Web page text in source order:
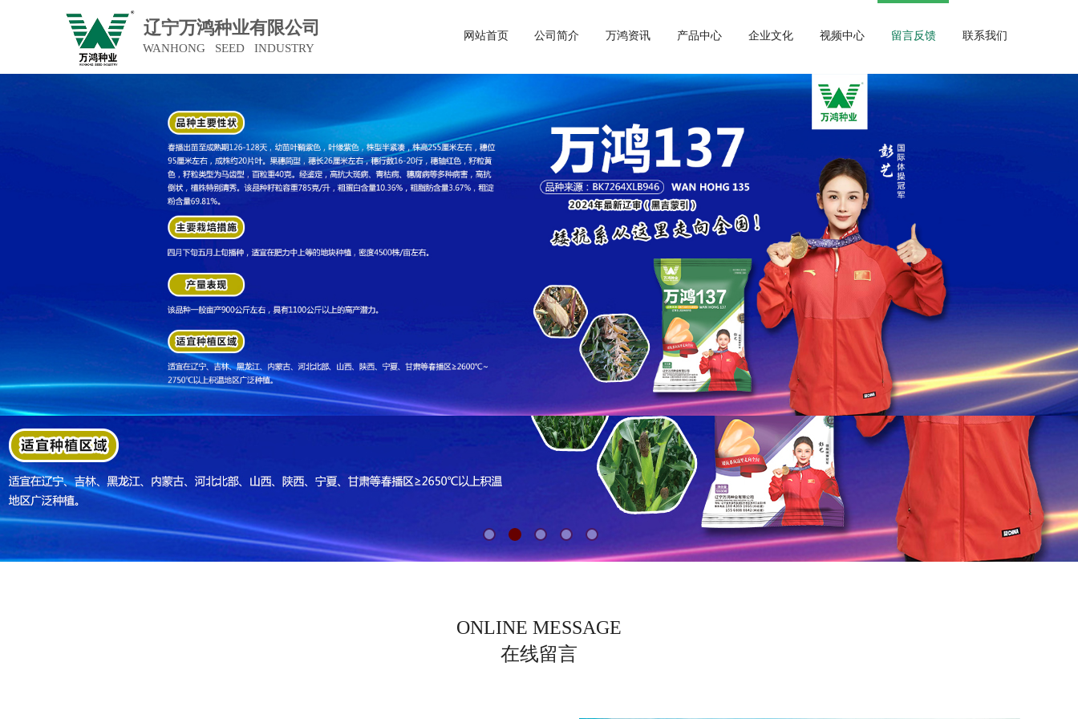
辽宁万鸿种业有限公司 网站首页 公司简介 万鸿资讯 产品中心 企业文化 视频中心 留言反馈 联系我们
WANHONG SEED INDUSTRY
ONLINE MESSAGE
在线留言